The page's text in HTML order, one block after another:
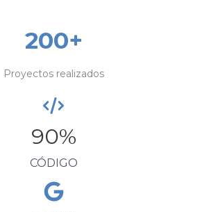
200+
Proyectos realizados
90%
CÓDIGO